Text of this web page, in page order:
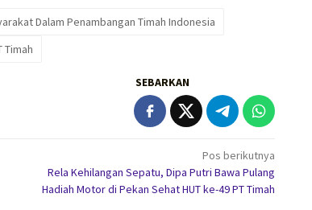
Dalam Penambangan Timah Indonesia
Timah
SEBARKAN
Pos berikutnya
Rela Kehilangan Sepatu, Dipa Putri Bawa Pulang
Hadiah Motor di Pekan Sehat HUT ke-49 PT Timah